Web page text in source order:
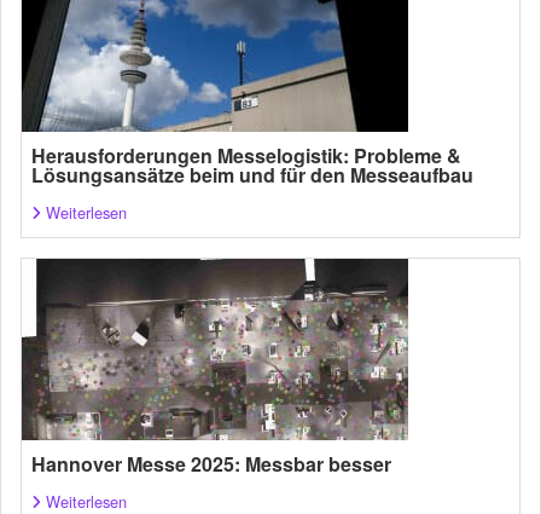
Herausforderungen Messelogistik: Probleme &
Lösungsansätze beim und für den Messeaufbau
Weiterlesen
Hannover Messe 2025: Messbar besser
Weiterlesen